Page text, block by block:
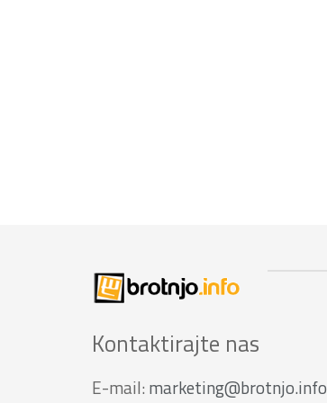
Kontaktirajte nas
E-mail: marketing@brotnjo.info